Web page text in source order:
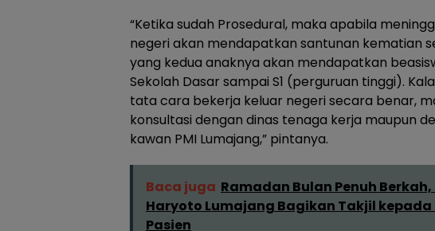
“Ketika sudah Prosedural, maka apabila
negeri akan mendapatkan santunan kematian
yang kedua anaknya akan mendapatkan
Sekolah Dasar sampai S1 (perguruan tinggi).
tata cara bekerja keluar negeri secara benar,
konsultasi dengan dinas tenaga kerja maupun
kawan PMI Lumajang,” pintanya.
Baca juga Ramadan Bulan Penuh Berkah,
Haryoto Lumajang Bagikan Takjil
Pasien